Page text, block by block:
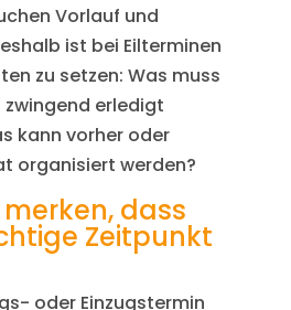
Vorlauf und
ist bei Eilterminen
zu setzen: Was muss
erledigt
kann vorher oder
organisiert werden?
dass
Zeitpunkt
oder Einzugstermin